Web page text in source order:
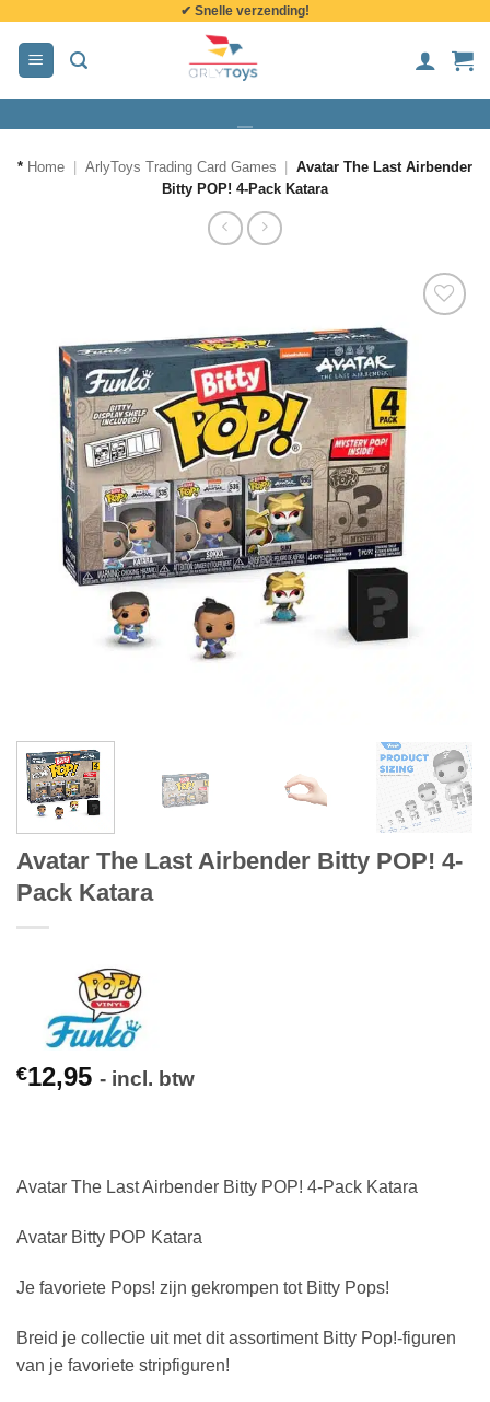
inhoud
✔ Snelle verzending!
* Home ArlyToys Trading Card Games
Avatar The Last Airbender
Bitty POP! 4-Pack Katara
Avatar The Last Airbender Bitty POP! 4-
Pack Katara
€12,95 - incl. btw
Avatar The Last Airbender Bitty POP! 4-Pack Katara
Avatar Bitty POP Katara
Je favoriete Pops! zijn gekrompen tot Bitty Pops!
Breid je collectie uit met dit assortiment Bitty Pop!-figuren
van je favoriete stripfiguren!